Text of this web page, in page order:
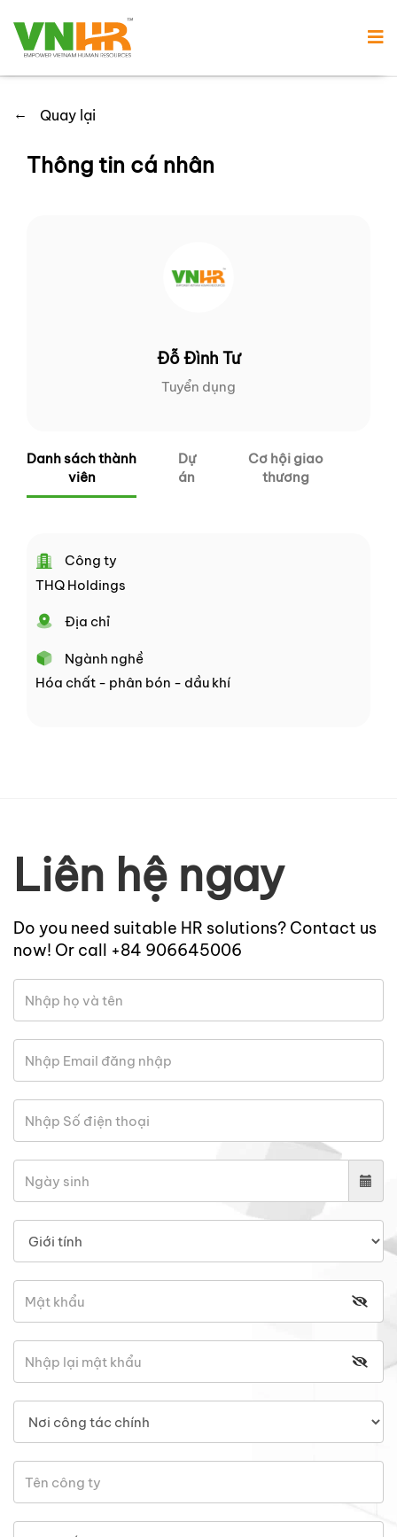
← Quay lại
Thông tin cá nhân
Đỗ Đình Tư
Tuyển dụng
Danh sách thành
viên
Dự
án
Cơ hội giao
thương
Công ty
THQ Holdings
Địa chỉ
Ngành nghề
Hóa chất - phân bón - dầu khí
Liên hệ ngay
Do you need suitable HR solutions? Contact us
now! Or call +84 906645006